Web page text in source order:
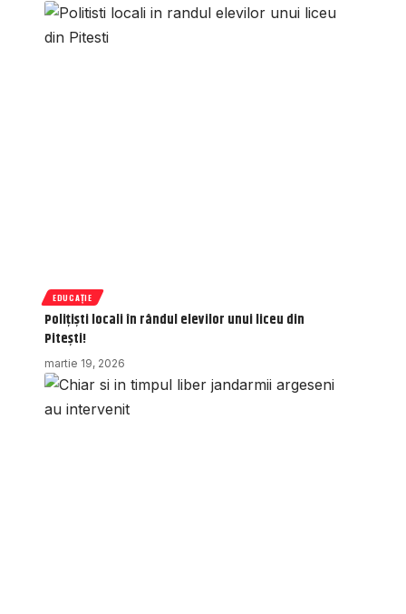
EDUCAȚIE
Polițiști locali în rândul elevilor unui liceu din
Pitești!
martie 19, 2026